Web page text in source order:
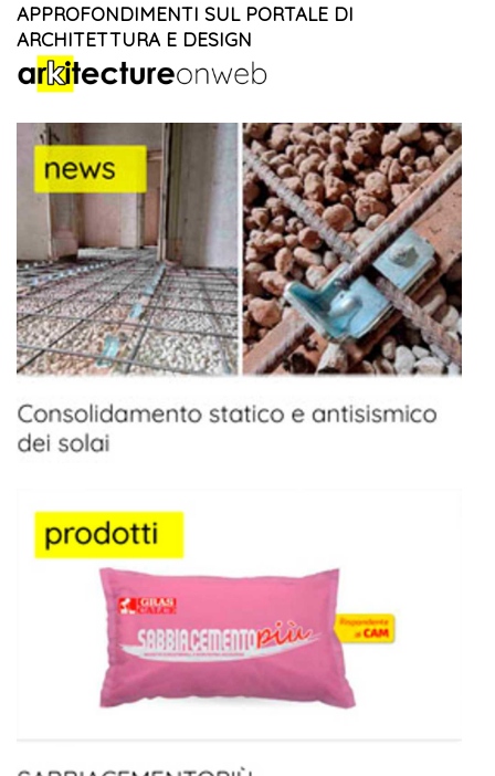
APPROFONDIMENTI SUL PORTALE DI
ARCHITETTURA E DESIGN